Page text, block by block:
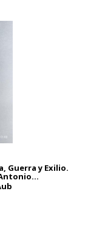
Guerra y Exilio.